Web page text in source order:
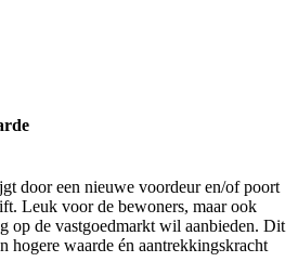
door een nieuwe voordeur en/of poort
Leuk voor de bewoners, maar ook
op de vastgoedmarkt wil aanbieden. Dit
hogere waarde én aantrekkingskracht